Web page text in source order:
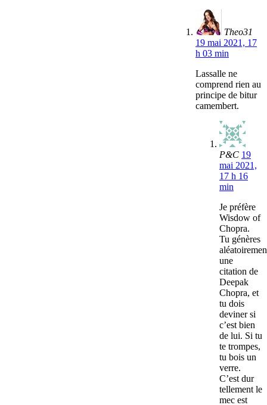
Theo31
19 mai 2021, 17
h 03 min
Lassalle ne
comprend rien au
principe de bitur
camembert.
P&C 19
mai 2021,
17 h 16
min
Je préfère
Wisdow of
Chopra.
Tu génères
une
citation de
Deepak
Chopra, et
tu dois
deviner si
c’est bien
de lui. Si tu
te trompes,
tu bois un
verre.
C’est dur
tellement le
mec est